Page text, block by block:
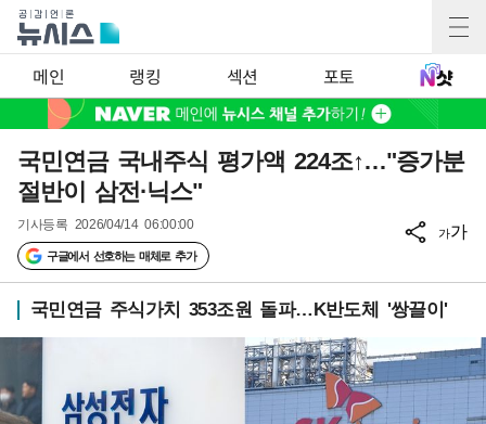
메인 랭킹 섹션 포토
국민연금 국내주식 평가액 224조↑…"증가분
절반이 삼전·닉스"
기사등록 2026/04/14 06:00:00
구글에서 선호하는 매체로 추가
가가
국민연금 주식가치 353조원 돌파…K반도체 '쌍끌이'